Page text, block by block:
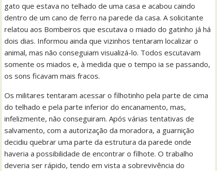
gato que estava no telhado de uma casa e acabou caindo
dentro de um cano de ferro na parede da casa. A solicitante
relatou aos Bombeiros que escutava o miado do gatinho já há
dois dias. Informou ainda que vizinhos tentaram localizar o
animal, mas não conseguiam visualizá-lo. Todos escutavam
somente os miados e, à medida que o tempo ia se passando,
os sons ficavam mais fracos.
Os militares tentaram acessar o filhotinho pela parte de cima
do telhado e pela parte inferior do encanamento, mas,
infelizmente, não conseguiram. Após várias tentativas de
salvamento, com a autorização da moradora, a guarnição
decidiu quebrar uma parte da estrutura da parede onde
haveria a possibilidade de encontrar o filhote. O trabalho
deveria ser rápido, tendo em vista a sobrevivência do